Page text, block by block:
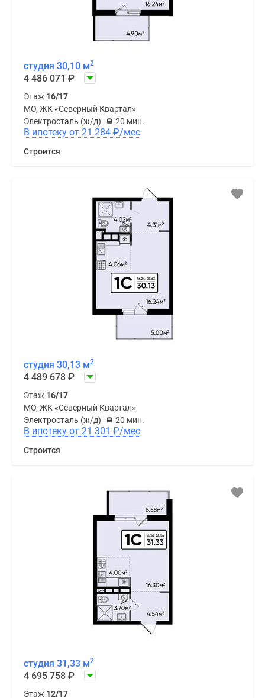
студия 30,10 м2
4 486 071 ₽
Этаж 16/17
МО, ЖК «Северный Квартал»
Электросталь (ж/д)
20 мин.
В ипотеку от 21 284 ₽/мес
Строится
студия 30,13 м2
4 489 678 ₽
Этаж 16/17
МО, ЖК «Северный Квартал»
Электросталь (ж/д)
20 мин.
В ипотеку от 21 301 ₽/мес
Строится
студия 31,33 м2
4 695 758 ₽
Этаж 12/17